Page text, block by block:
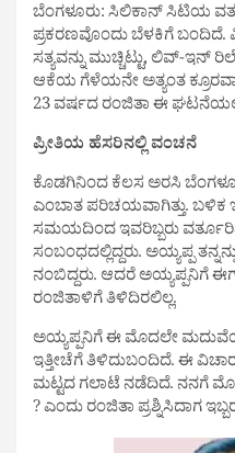
ಬೆಂಗಳೂರು: ಸಿಲಿಕಾನ್ ಸಿಟಿಯ
ಪ್ರಕರಣವೊಂದು ಬೆಳಕಿಗೆ
ಸತ್ಯವನ್ನು ಮುಚ್ಚಿಟ್ಟು, ಲಿವ್-ಇನ್
ಆಕೆಯ ಗೆಳೆಯನೇ ಅತ್ಯಂತ
23 ವರ್ಷದ ರಂಜಿತಾ ಈ
ಪ್ರೀತಿಯ ಹೆಸರಿನಲ್ಲಿ ವಂಚನೆ
ಕೊಡಗಿನಿಂದ ಕೆಲಸ ಅರಸಿ
ಎಂಬಾತ ಪರಿಚಯವಾಗಿತ್ತು. ಬಳಿಕ
ಸಮಯದಿಂದ ಇವರಿಬ್ಬರು
ಸಂಬಂಧದಲ್ಲಿದ್ದರು. ಅಯ್ಯಪ್ಪ
ನಂಬಿದ್ದರು. ಆದರೆ ಅಯ್ಯಪ್ಪನಿಗೆ
ರಂಜಿತಾಳಿಗೆ ತಿಳಿದಿರಲಿಲ್ಲ.
ಅಯ್ಯಪ್ಪನಿಗೆ ಈ ಮೊದಲೇ
ಇತ್ತೀಚೆಗೆ ತಿಳಿದುಬಂದಿದೆ. ಈ
ಮಟ್ಟದ ಗಲಾಟೆ ನಡೆದಿದೆ. ನನಗೆ
? ಎಂದು ರಂಜಿತಾ ಪ್ರಶ್ನಿಸಿದಾಗ